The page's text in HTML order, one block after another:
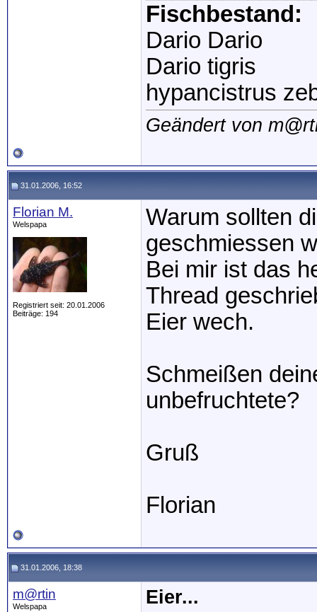
Fischbestand:
Dario Dario
Dario tigris
hypancistrus
Geändert von
31.01.2006, 16:52
Florian M.
Welspapa
Registriert seit: 20.01.2006
Beiträge: 194
Warum sollten
geschmiessen
Bei mir ist das
Thread
Eier wech.
Schmeißen
unbefruchtete?
Gruß
Florian
31.01.2006, 18:38
m@rtin
Welspapa Eier...